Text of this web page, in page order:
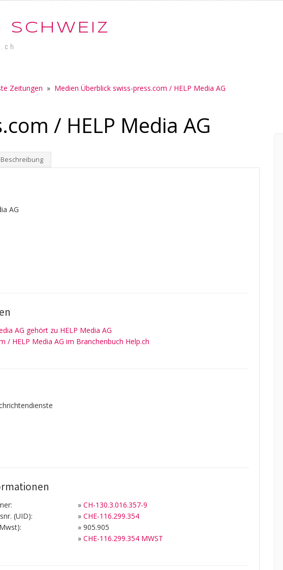
SCHWEIZ
Zeitungen » Medien Überblick swiss-press.com / HELP Media AG
/ HELP Media AG
Beschreibung
AG
AG gehört zu HELP Media AG
/ HELP Media AG im Branchenbuch Help.ch
» CH-130.3.016.357-9
(UID):
» CHE-116.299.354
» 905.905
» CHE-116.299.354 MWST